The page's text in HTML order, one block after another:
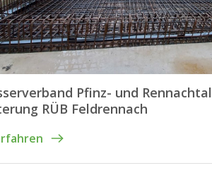
Pfinz- und
RÜB Feldrennach